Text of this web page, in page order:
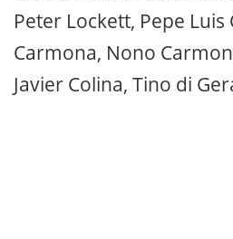
Peter Lockett, Pepe
Carmona, Nono
Javier Colina, Tino di